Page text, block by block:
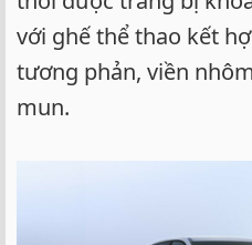
với ghế thể thao kết
tương phản, viền
mun.